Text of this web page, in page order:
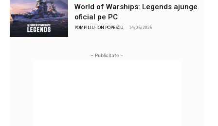
World of Warships: Legends ajunge
oficial pe PC
POMPILIU-ION POPESCU - 14/05/2026
- Publicitate -